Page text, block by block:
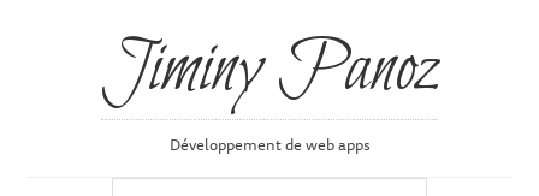
Jiminy Panoz
Développement de web apps